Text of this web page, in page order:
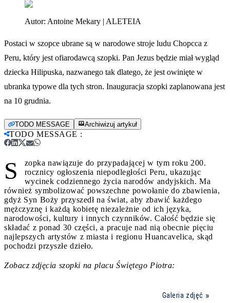
Autor: Antoine Mekary | ALETEIA
Postaci w szopce ubrane są w narodowe stroje ludu Chopcca z
Peru, który jest ofiarodawcą szopki. Pan Jezus będzie miał wygląd
dziecka Hilipuska, nazwanego tak dlatego, że jest owinięte w
ubranka typowe dla tych stron. Inauguracja szopki zaplanowana jest
na 10 grudnia.
TODO MESSAGE Archiwizuj artykuł
TODO MESSAGE :
S
zopka nawiązuje do przypadającej w tym roku 200.
rocznicy ogłoszenia niepodległości Peru, ukazując
wycinek codziennego życia narodów andyjskich. Ma
również symbolizować powszechne powołanie do zbawienia,
gdyż Syn Boży przyszedł na świat, aby zbawić każdego
mężczyznę i każdą kobietę niezależnie od ich języka,
narodowości, kultury i innych czynników. Całość będzie się
składać z ponad 30 części, a pracuje nad nią obecnie pięciu
najlepszych artystów z miasta i regionu Huancavelica, skąd
pochodzi przyszłe dzieło.
Zobacz zdjęcia szopki na placu Świętego Piotra:
Galeria zdjęć